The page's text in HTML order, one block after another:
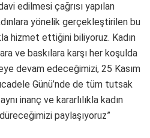
edilmesi çağrısı yapılan
yönelik gerçekleştirilen bu
hizmet ettiğini biliyoruz. Kadın
ve baskılara karşı her koşulda
devam edeceğimizi, 25 Kasım
Günü’nde de tüm tutsak
inanç ve kararlılıkla kadın
paylaşıyoruz”